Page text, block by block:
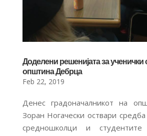
Доделени решенијата за ученички
општина Дебрца
Feb 22, 2019
Денес градоначалникот на
Зоран Ногачески оствари
средношколци и